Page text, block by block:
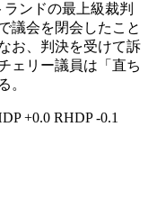
ランドの最上級裁判
議会を閉会したこと
お、判決を受けて訴
ェリー議員は「直ち
。
+0.0 RHDP -0.1